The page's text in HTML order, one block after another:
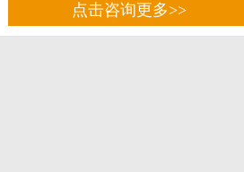
点击咨询更多>>